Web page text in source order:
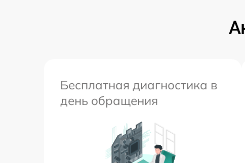
Бесплатная диагностика в
день обращения